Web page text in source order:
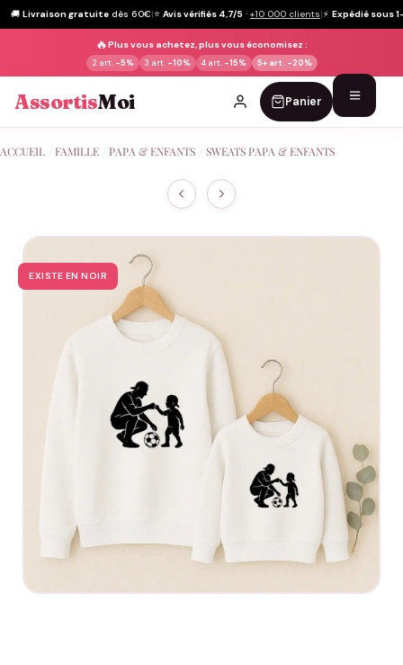
🚚 Livraison gratuite dès 60€|⭐ Avis vérifiés 4,7/5 · +10 000 clients|⚡ Expédié sous
🔥Plus vous achetez, plus vous économisez :
2 art. -5% 3 art. -10% 4 art. -15% 5+ art. -20%
AssortisMoi Panier
au
ACCUEIL FAMILLE PAPA & ENFANTS SWEATS PAPA & ENFANTS
EXISTE EN NOIR